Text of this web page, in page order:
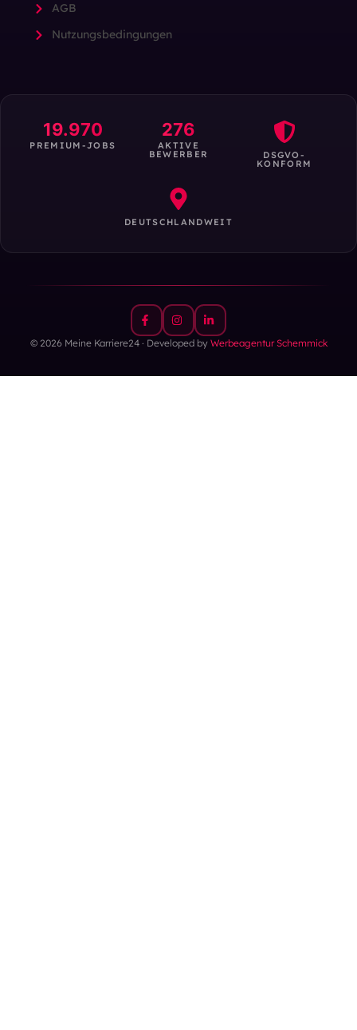
AGB
Nutzungsbedingungen
19.970
PREMIUM-JOBS
276
AKTIVE
BEWERBER DSGVO-
KONFORM
DEUTSCHLANDWEIT
© 2026 Meine Karriere24 · Developed by Werbeagentur Schemmick